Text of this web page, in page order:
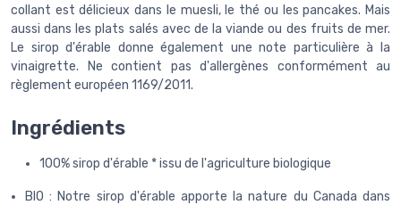
collant est délicieux dans le muesli, le thé ou les pancakes. Mais
aussi dans les plats salés avec de la viande ou des fruits de mer.
Le sirop d'érable donne également une note particulière à la
vinaigrette. Ne contient pas d'allergènes conformément au
règlement européen 1169/2011.
Ingrédients
100% sirop d'érable * issu de l'agriculture biologique
BIO : Notre sirop d'érable apporte la nature du Canada dans